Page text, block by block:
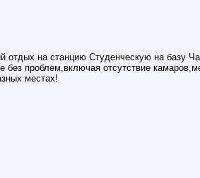
отдых на станцию Студенческую на базу
проблем,включая отсутствие
местах!